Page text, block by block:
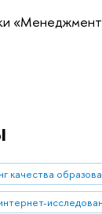
качества